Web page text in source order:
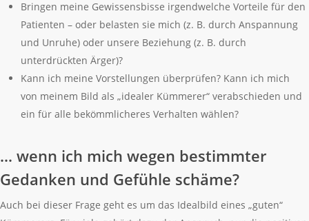
Bringen meine Gewissensbisse irgendwelche Vorteile für den
Patienten – oder belasten sie mich (z. B. durch Anspannung
und Unruhe) oder unsere Beziehung (z. B. durch
unterdrückten Ärger)?
Kann ich meine Vorstellungen überprüfen? Kann ich mich
von meinem Bild als „idealer Kümmerer“ verabschieden und
ein für alle bekömmlicheres Verhalten wählen?
… wenn ich mich wegen bestimmter
Gedanken und Gefühle schäme?
Auch bei dieser Frage geht es um das Idealbild eines „guten“